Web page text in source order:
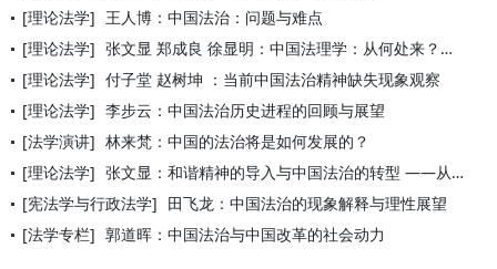
[理论法学] 王人博：中国法治：问题与难点
[理论法学] 张文显 郑成良 徐显明：中国法理学：从何处来？到何处去？
[理论法学] 付子堂 赵树坤 ：当前中国法治精神缺失现象观察
[理论法学] 李步云：中国法治历史进程的回顾与展望
[法学演讲] 林来梵：中国的法治将是如何发展的？
[理论法学] 张文显：和谐精神的导入与中国法治的转型 ——从以法而治到良法
[宪法学与行政法学] 田飞龙：中国法治的现象解释与理性展望
[法学专栏] 郭道晖：中国法治与中国改革的社会动力